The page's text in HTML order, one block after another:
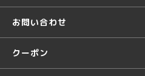
お問い合わせ
クーポン